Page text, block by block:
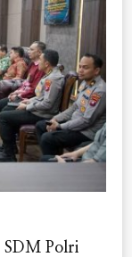
SDM Polri